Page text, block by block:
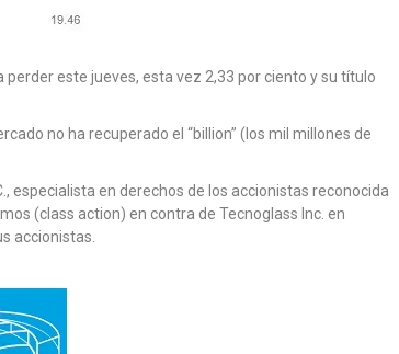
este jueves, esta vez 2,33 por ciento y su título
no ha recuperado el “billion” (los mil millones de
especialista en derechos de los accionistas reconocida
(class action) en contra de Tecnoglass Inc. en
accionistas.